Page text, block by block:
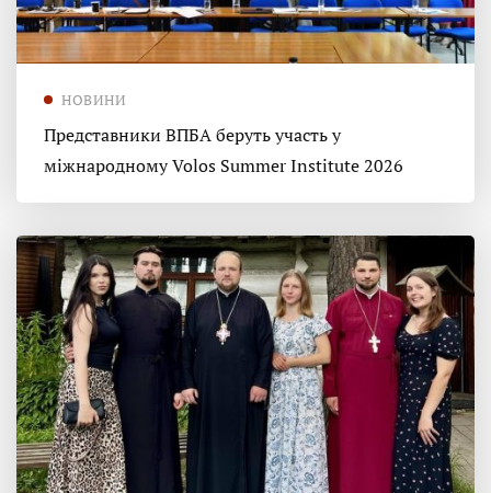
НОВИНИ
Представники ВПБА беруть участь у
міжнародному Volos Summer Institute 2026